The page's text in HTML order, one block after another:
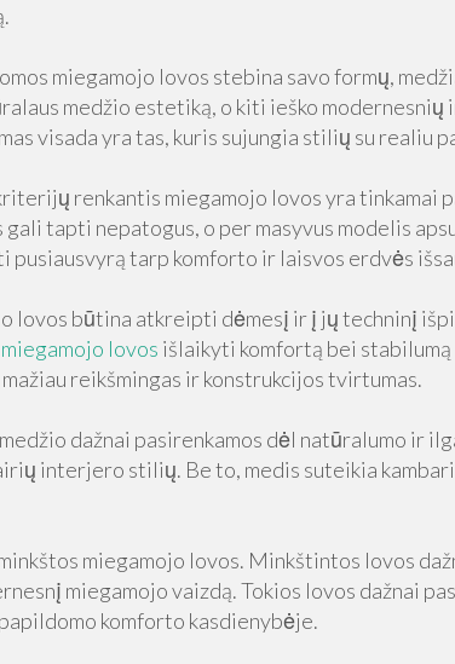
miegamojo lovos stebina savo formų,
medžio estetiką, o kiti ieško modernesnių
visada yra tas, kuris sujungia stilių su realiu
renkantis miegamojo lovos yra tinkamai
gali tapti nepatogus, o per masyvus modelis
pusiausvyrą tarp komforto ir laisvos erdvės
lovos būtina atkreipti dėmesį ir į jų techninį
miegamojo lovos išlaikyti komfortą bei
reikšmingas ir konstrukcijos tvirtumas.
dažnai pasirenkamos dėl natūralumo ir
interjero stilių. Be to, medis suteikia
miegamojo lovos. Minkštintos lovos
miegamojo vaizdą. Tokios lovos dažnai
komforto kasdienybėje.